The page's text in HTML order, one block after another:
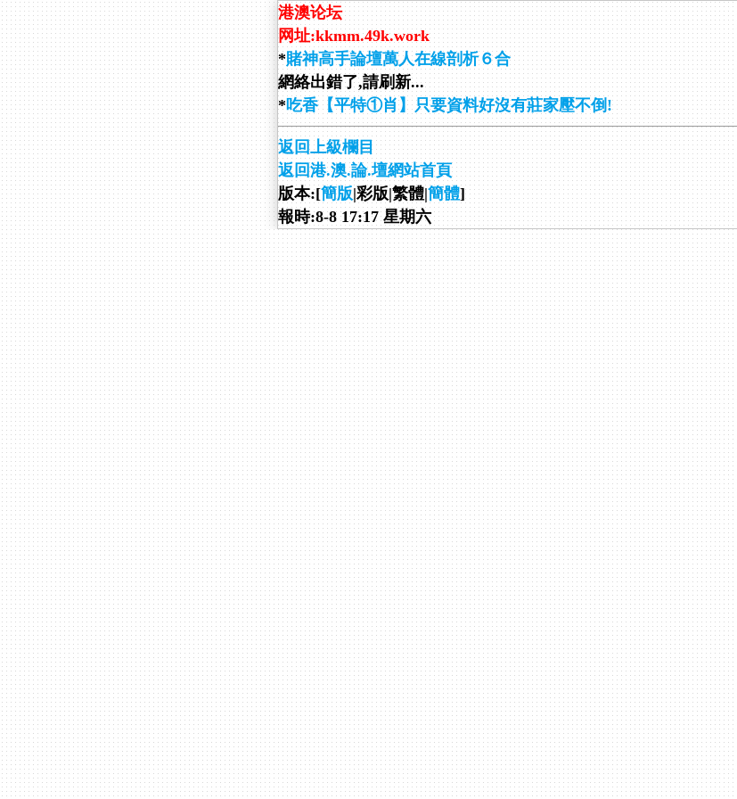
港澳论坛
网址:kkmm.49k.work
*賭神高手論壇萬人在線剖析６合
網絡出錯了,請刷新...
*吃香【平特①肖】只要資料好沒有莊家壓不倒!
返回上級欄目
返回港.澳.論.壇網站首頁
版本:[簡版|彩版|繁體|簡體]
報時:8-8 17:17 星期六